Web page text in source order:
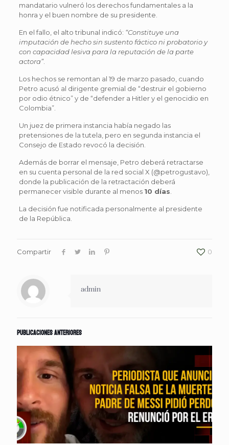
mandatario vulneró los derechos fundamentales a la
honra y el buen nombre de su presidente.
En el fallo, el alto tribunal indicó: “Constituye una
imputación de hecho sin sustento fáctico ni probatorio y
con capacidad lesiva para la reputación de la parte
actora”.
Los hechos se remontan al 19 de marzo pasado, cuando
Petro acusó al dirigente gremial de “destruir el gobierno
por odio étnico” y de “defender a Hitler y el genocidio en
Colombia”.
Un juez de primera instancia había negado las
pretensiones de la tutela, pero en segunda instancia el
Consejo de Estado revocó la decisión.
Además de borrar el mensaje, Petro deberá retractarse
en su cuenta personal de la red social X (@petrogustavo),
donde la publicación de la retractación deberá
permanecer visible durante al menos 10 días
La decisión fue notificada personalmente al presidente
de la República.
Compartir 0
admin
Publicaciones anteriores